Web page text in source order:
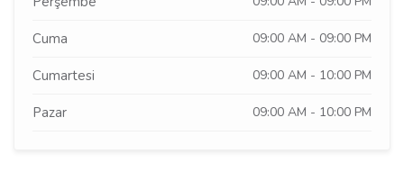
Cuma 09:00 AM - 09:00 PM
Cumartesi 09:00 AM - 10:00 PM
Pazar 09:00 AM - 10:00 PM